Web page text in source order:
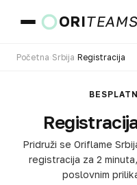
ORITEAMS
Početna Srbija Registracija
Pridruži se Oriflame
registracija za 2
poslovnim